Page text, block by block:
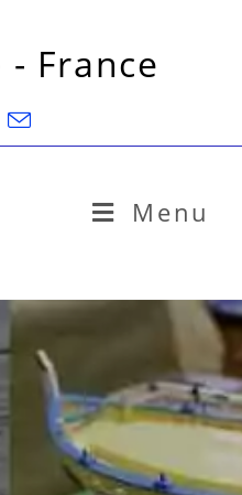
France
Menu